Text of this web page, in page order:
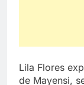
Lila Flores
de Mayensi,